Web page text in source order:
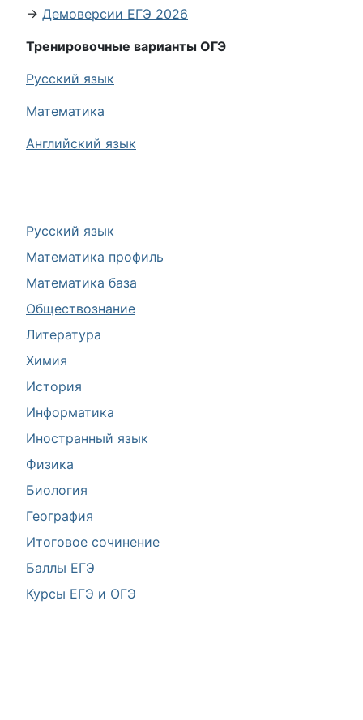
Русский язык
Математика профиль
Математика база
Обществознание
Литература
Химия
История
Информатика
Иностранный язык
Физика
Биология
География
Итоговое сочинение
Баллы ЕГЭ
Курсы ЕГЭ и ОГЭ
→ Демоверсии ЕГЭ 2026
Тренировочные варианты ОГЭ
Русский язык
Математика
Английский язык